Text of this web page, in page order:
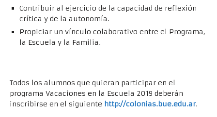
Contribuir al ejercicio de la capacidad de reflexión
crítica y de la autonomía.
Propiciar un vínculo colaborativo entre el Programa,
la Escuela y la Familia.
Todos los alumnos que quieran participar en el
programa Vacaciones en la Escuela 2019 deberán
inscribirse en el siguiente http://colonias.bue.edu.ar.